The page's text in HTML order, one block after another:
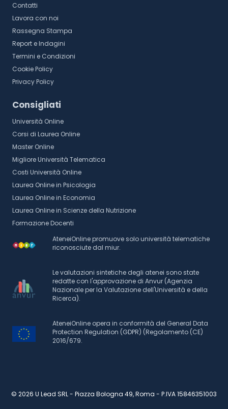
Contatti
Lavora con noi
Rassegna Stampa
Report e Indagini
Termini e Condizioni
Cookie Policy
Privacy Policy
Consigliati
Università Online
Corsi di Laurea Online
Master Online
Migliore Università Telematica
Costi Università Online
Laurea Online in Psicologia
Laurea Online in Economia
Laurea Online in Scienze della Nutrizione
Formazione Docenti
AteneiOnline promuove solo università telematiche
riconosciute dal miur.
Le valutazioni sintetiche degli atenei sono state
redatte con l'approvazione di Anvur (Agenzia
Nazionale per la Valutazione dell'Università e della
Ricerca).
AteneiOnline opera in conformità del General Data
Protection Regulation (GDPR) (Regolamento (CE)
2016/679.
© 2026 U Lead SRL - Piazza Bologna 49, Roma - P.IVA 15846351003